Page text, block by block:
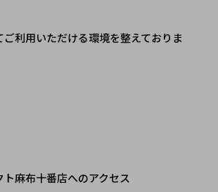
利用いただける環境を整えておりま
麻布十番店へのアクセス